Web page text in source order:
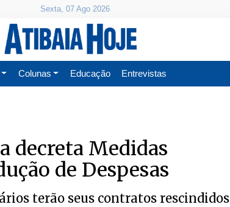
Sexta, 07 Ago 2026
Colunas Educação Entrevistas
decreta Medidas
de Despesas
terão seus contratos rescindidos